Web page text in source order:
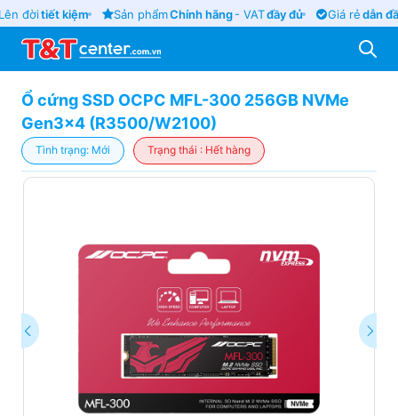
đờitiết kiệm Sản phẩmChính hãng- VATđầy đủ Giá rẻdẫn
Ổ cứng SSD OCPC MFL-300 256GB NVMe
Gen3x4 (R3500/W2100)
Tình trạng: Mới Trạng thái : Hết hàng